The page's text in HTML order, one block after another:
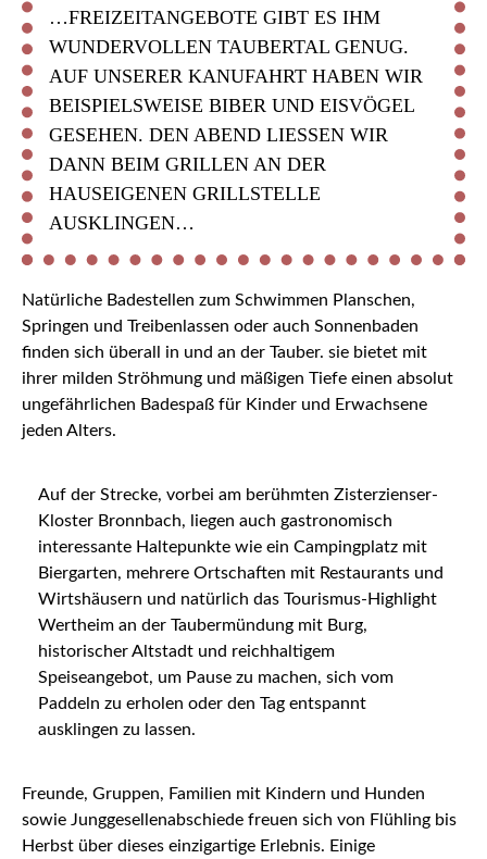
…FREIZEITANGEBOTE GIBT ES IHM
WUNDERVOLLEN TAUBERTAL GENUG.
AUF UNSERER KANUFAHRT HABEN WIR
BEISPIELSWEISE BIBER UND EISVÖGEL
GESEHEN. DEN ABEND LIESSEN WIR D
ANN BEIM GRILLEN AN DER H
AUSEIGENEN GRILLSTELLE A
USKLINGEN…
Natürliche Badestellen zum Schwimmen Planschen,
Springen und Treibenlassen oder auch Sonnenbaden
finden sich überall in und an der Tauber. sie bietet mit
ihrer milden Ströhmung und mäßigen Tiefe einen absolut
ungefährlichen Badespaß für Kinder und Erwachsene
jeden Alters.
Auf der Strecke, vorbei am berühmten Zisterzienser-
Kloster Bronnbach, liegen auch gastronomisch
interessante Haltepunkte wie ein Campingplatz mit
Biergarten, mehrere Ortschaften mit Restaurants und
Wirtshäusern und natürlich das Tourismus-Highlight
Wertheim an der Taubermündung mit Burg,
historischer Altstadt und reichhaltigem
Speiseangebot, um Pause zu machen, sich vom
Paddeln zu erholen oder den Tag entspannt
ausklingen zu lassen.
Freunde, Gruppen, Familien mit Kindern und Hunden
sowie Junggesellenabschiede freuen sich von Flühling bis
Herbst über dieses einzigartige Erlebnis. Einige